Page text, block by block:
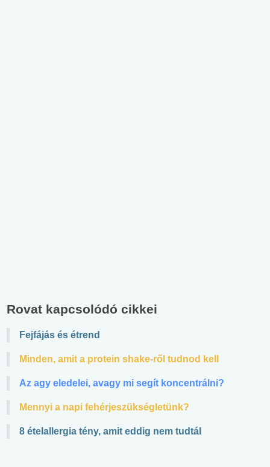
Rovat kapcsolódó cikkei
Fejfájás és étrend
Minden, amit a protein shake-ről tudnod kell
Az agy eledelei, avagy mi segít koncentrálni?
Mennyi a napi fehérjeszükségletünk?
8 ételallergia tény, amit eddig nem tudtál